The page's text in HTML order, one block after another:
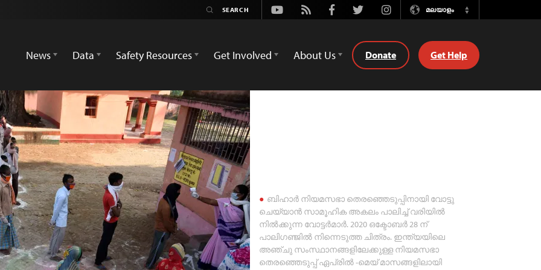
Youtube
Rss FacebookTwitterInstagramമലയാളം
Switch
News
Data Safety Resources Get Involved About Us Donate Get Help
ബിഹാര്‍ നിയമസഭാ തെരഞ്ഞെടുപ്പിനായി വോട്ടു
ചെയ്യാന്‍ സാമൂഹിക അകലം പാലിച്ച് വരിയില്‍
നില്‍ക്കുന്ന വോട്ടര്‍മാര്‍. 2020 ഒക്ടോബര്‍ 28 ന്
പാലിഗഞ്ജില്‍ നിന്നെടുത്ത ചിത്രം. ഇന്ത്യയിലെ
അഞ്ചു സംസ്ഥാനങ്ങളിലേക്കുള്ള നിയമസഭാ
തെരഞ്ഞെടുപ്പ് ഏപ്രില്‍ -മെയ് മാസങ്ങളിലായി